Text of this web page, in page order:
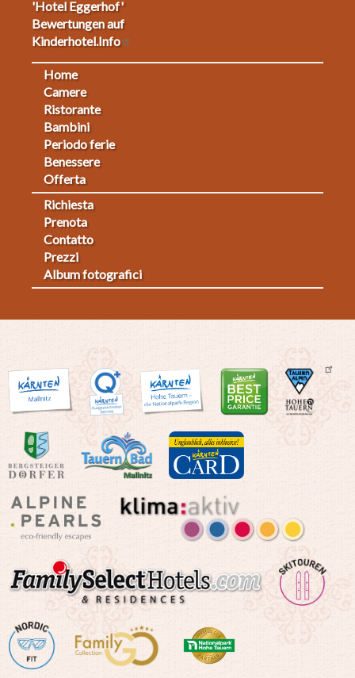
'Hotel Eggerhof'
Bewertungen auf
Kinderhotel.Info
Footermenu
Home
Camere
Ristorante
Bambini
Periodo ferie
Benessere
Offerta
Fußmenü
2
Richiesta
Prenota
Contatto
Prezzi
Album fotografici